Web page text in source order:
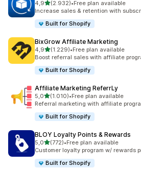
4,95 yıldız üzerinden
(2.932)
toplam 2932 değerlendirme
•Free plan available
Increase sales & retention with
Built for Shopify
BixGrow Affiliate Marketing
4,95 yıldız üzerinden
(1.229)
toplam 1229 değerlendirme
•Free plan available
Boost referral sales with affiliate
Built for Shopify
Affiliate Marketing ReferrLy
5,05 yıldız üzerinden
(1.010)
toplam 1010 değerlendirme
•Free plan available
Referral marketing with affiliate
Built for Shopify
BLOY Loyalty Points & Rewards
5,05 yıldız üzerinden
(772)
toplam 772 değerlendirme
•Free plan available
Customer loyalty program w/ rewards
Built for Shopify